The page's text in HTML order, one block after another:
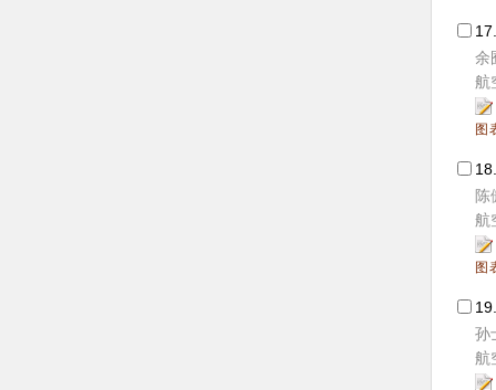
余
航
图
陈
航
图
孙
航